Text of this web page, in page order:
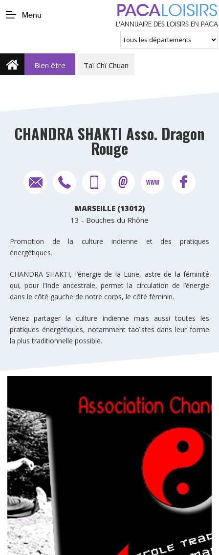
Menu PACALOISIRS
L'ANNUAIRE DES LOISIRS EN PACA
Bien être Taï Chï Chuan
CHANDRA SHAKTI Asso. Dragon
Rouge
MARSEILLE (13012)
13 - Bouches du Rhône
Promotion de la culture indienne et des pratiques
énergétiques.
CHANDRA SHAKTI, l’énergie de la Lune, astre de la féminité
qui, pour l’Inde ancestrale, permet la circulation de l’énergie
dans le côté gauche de notre corps, le côté féminin.
Venez partager la culture indienne mais aussi toutes les
pratiques énergétiques, notamment taoïstes dans leur forme
la plus traditionnelle possible.